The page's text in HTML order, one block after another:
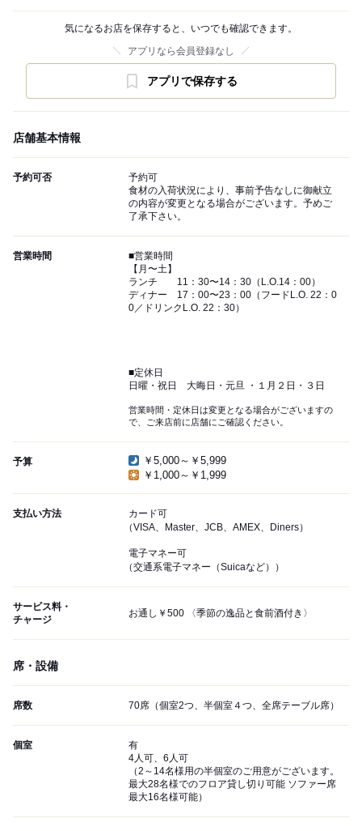
気になるお店を保存すると、いつでも確認できます。
アプリなら会員登録なし
アプリで保存する
店舗基本情報
予約可否
予約可
食材の入荷状況により、事前予告なしに御献立
の内容が変更となる場合がございます。予めご
了承下さい。
営業時間
■営業時間
【月〜土】
ランチ 11：30〜14：30（L.O.14：00）
ディナー 17：00〜23：00（フードL.O. 22：0
0／ドリンクL.O. 22：30）
■定休日
日曜・祝日 大晦日・元旦 ・１月２日・３日
営業時間・定休日は変更となる場合がございますの
で、ご来店前に店舗にご確認ください。
予算
￥5,000～￥5,999
￥1,000～￥1,999
支払い方法
カード可
（VISA、Master、JCB、AMEX、Diners）
電子マネー可
（交通系電子マネー（Suicaなど））
サービス料・
チャージ
お通し￥500 〈季節の逸品と食前酒付き〉
席・設備
席数 70席（個室2つ、半個室４つ、全席テーブル席）
個室
有
4人可、6人可
（2～14名様用の半個室のご用意がございます。
最大28名様でのフロア貸し切り可能 ソファー席
最大16名様可能）